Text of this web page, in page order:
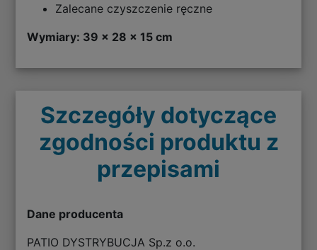
Zalecane czyszczenie ręczne
Wymiary: 39 x 28 x 15 cm
Szczegóły dotyczące
zgodności produktu z
przepisami
Dane producenta
PATIO DYSTRYBUCJA Sp.z o.o.